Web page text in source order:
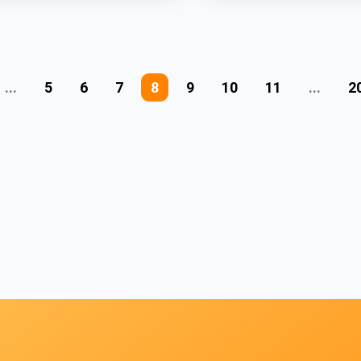
... 5 6 7 8 9 10 11 ...